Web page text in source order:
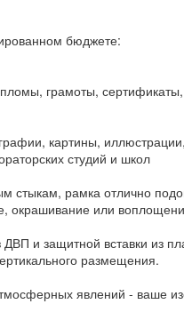
бюджете:
грамоты, сертификаты,
картины,
студий и школ
стыкам, рамка отлично
окрашивание или
ДВП и защитной вставки из
размещения.
явлений - ваше